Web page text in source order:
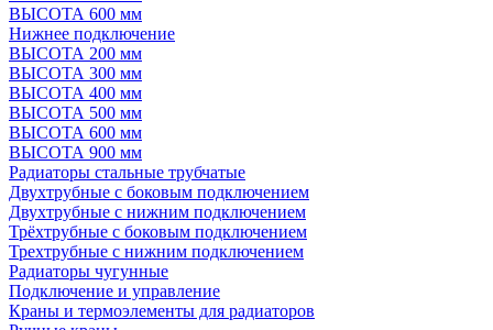
ВЫСОТА 600 мм
Нижнее подключение
ВЫСОТА 200 мм
ВЫСОТА 300 мм
ВЫСОТА 400 мм
ВЫСОТА 500 мм
ВЫСОТА 600 мм
ВЫСОТА 900 мм
Радиаторы стальные трубчатые
Двухтрубные с боковым подключением
Двухтрубные с нижним подключением
Трёхтрубные с боковым подключением
Трехтрубные с нижним подключением
Радиаторы чугунные
Подключение и управление
Краны и термоэлементы для радиаторов